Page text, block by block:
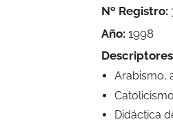
Nº Registro:
Año: 1998
Arabismo,
Didáctica